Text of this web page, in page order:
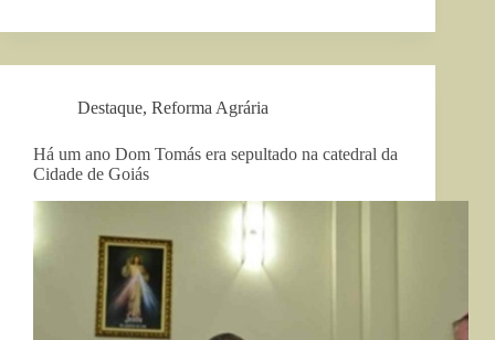
Destaque, Reforma Agrária
Há um ano Dom Tomás era sepultado na catedral da
Cidade de Goiás